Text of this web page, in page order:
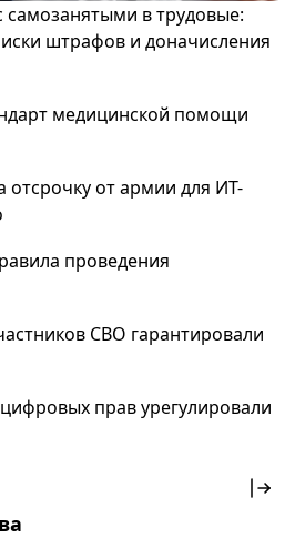
в трудовые:
штрафов и доначисления
медицинской помощи
отсрочку от армии для ИТ-
проведения
СВО гарантировали
прав урегулировали